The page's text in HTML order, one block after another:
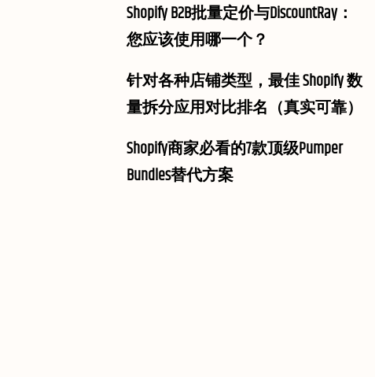
Shopify B2B批量定价与DiscountRay：
您应该使用哪一个？
针对各种店铺类型，最佳 Shopify 数
量拆分应用对比排名（真实可靠）
Shopify商家必看的7款顶级Pumper
Bundles替代方案